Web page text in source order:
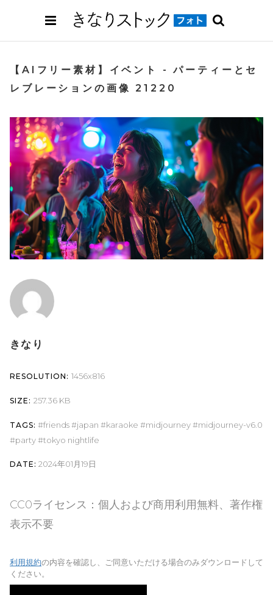
【AIフリー素材】イベント - パーティーとセ
レブレーションの画像 21220
きなり
RESOLUTION: 1456x816
SIZE: 257.36 KB
TAGS: friends japan karaoke midjourney
midjourney-v6.0
party
tokyo nightlife
DATE: 2024年01月19日
CC0ライセンス：個人および商用利用無料、著作権
表示不要
利用規約の内容を確認し、ご同意いただける場合のみダウンロードして
ください。